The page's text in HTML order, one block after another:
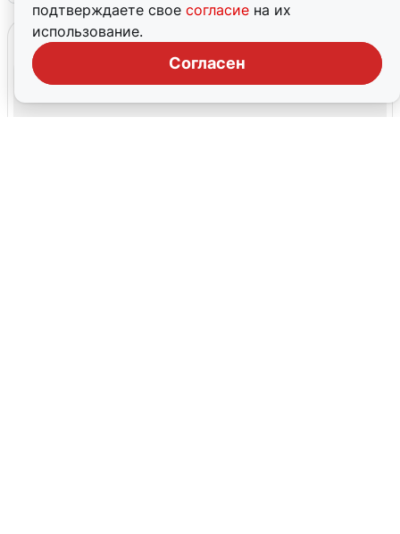
подтверждаете свое согласие на их
использование.
Согласен